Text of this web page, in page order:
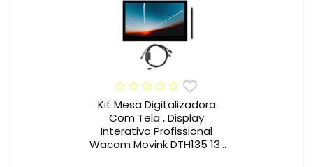
Kit Mesa Digitalizadora
Com Tela , Display
Interativo Profissional
Wacom Movink DTH135 13”